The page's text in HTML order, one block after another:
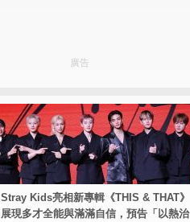
廣告
Kids亮相新專輯《THIS & THAT》
現多才全能與滿滿自信，預告「以熱治